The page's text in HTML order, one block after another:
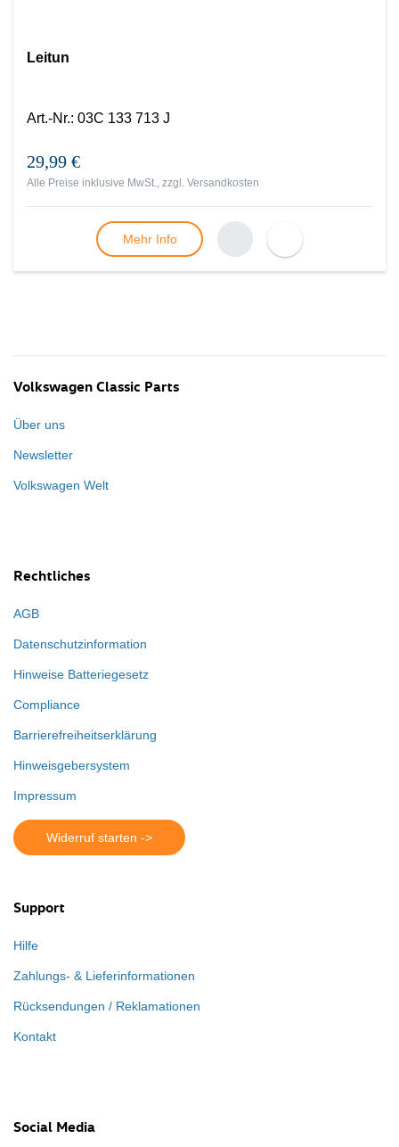
Leitun
Art.-Nr.: 03C 133 713 J
29,99 €
Alle Preise inklusive MwSt., zzgl. Versandkosten
Mehr Info
Volkswagen Classic Parts
Über uns
Newsletter
Volkswagen Welt
Rechtliches
AGB
Datenschutzinformation
Hinweise Batteriegesetz
Compliance
Barrierefreiheitserklärung
Hinweisgebersystem
Impressum
Widerruf starten ->
Support
Hilfe
Zahlungs- & Lieferinformationen
Rücksendungen / Reklamationen
Kontakt
Social Media